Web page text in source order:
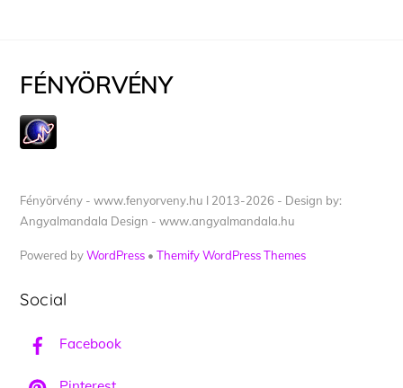
FÉNYÖRVÉNY
Fényörvény - www.fenyorveny.hu I 2013-2026 - Design by:
Angyalmandala Design - www.angyalmandala.hu
Powered byWordPress •Themify WordPress Themes
Social
Facebook